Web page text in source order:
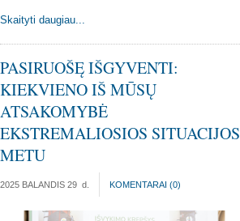
Skaityti daugiau...
PASIRUOŠĘ IŠGYVENTI:
KIEKVIENO IŠ MŪSŲ
ATSAKOMYBĖ
EKSTREMALIOSIOS SITUACIJOS
METU
2025 BALANDIS 29 d. KOMENTARAI (0)